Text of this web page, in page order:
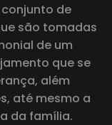
de
são tomadas
de um
que se
além
até mesmo a
da família.